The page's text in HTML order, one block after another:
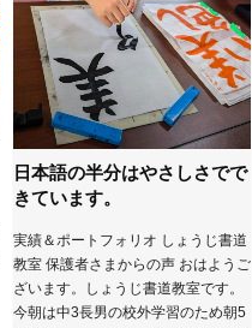
日本語の半分はやさしさでで
きています。
実績＆ポートフォリオ しょうじ書道
教室 保護者さまからの声 おはようご
ざいます。しょうじ書道教室です。
今朝は中3長男の校外学習のため朝5